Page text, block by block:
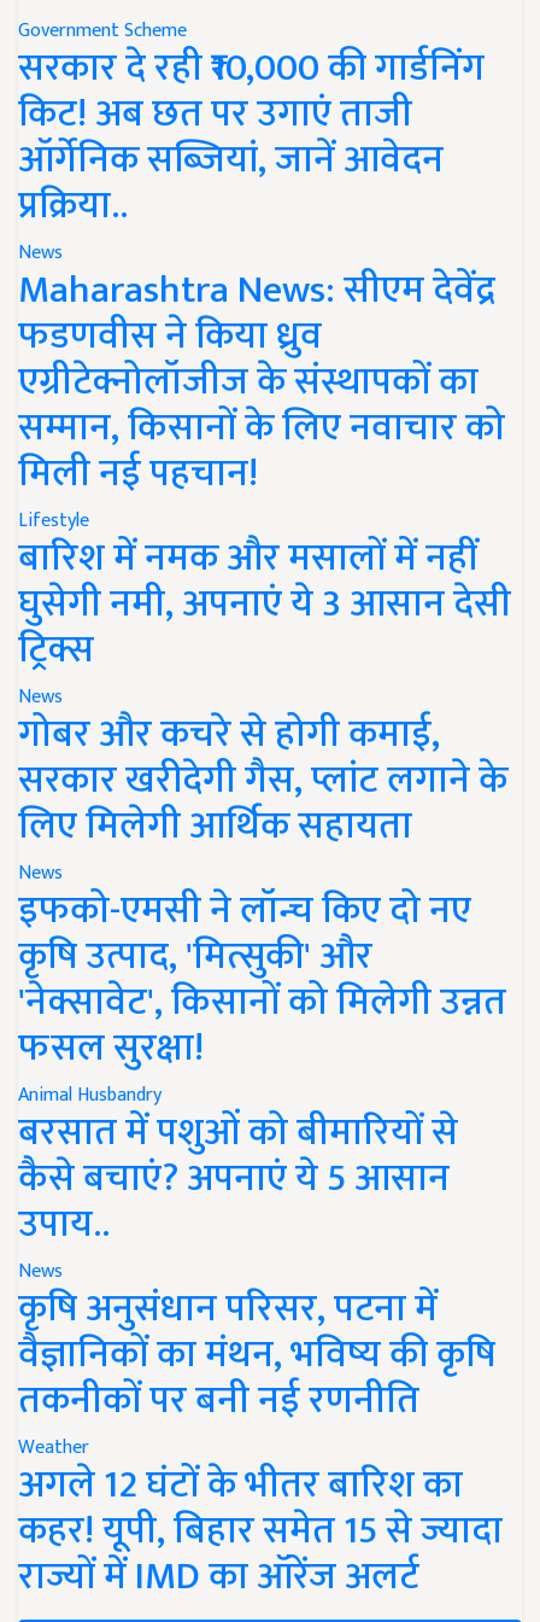
Government Scheme
सरकार दे रही ₹10,000 की गार्डनिंग
किट! अब छत पर उगाएं ताजी
ऑर्गेनिक सब्जियां, जानें आवेदन
प्रक्रिया..
News
Maharashtra News: सीएम देवेंद्र
फडणवीस ने किया ध्रुव
एग्रीटेक्नोलॉजीज के संस्थापकों का
सम्मान, किसानों के लिए नवाचार को
मिली नई पहचान!
Lifestyle
बारिश में नमक और मसालों में नहीं
घुसेगी नमी, अपनाएं ये 3 आसान देसी
ट्रिक्स
News
गोबर और कचरे से होगी कमाई,
सरकार खरीदेगी गैस, प्लांट लगाने के
लिए मिलेगी आर्थिक सहायता
News
इफको-एमसी ने लॉन्च किए दो नए
कृषि उत्पाद, 'मित्सुकी' और
'नेक्सावेट', किसानों को मिलेगी उन्नत
फसल सुरक्षा!
Animal Husbandry
बरसात में पशुओं को बीमारियों से
कैसे बचाएं? अपनाएं ये 5 आसान
उपाय..
News
कृषि अनुसंधान परिसर, पटना में
वैज्ञानिकों का मंथन, भविष्य की कृषि
तकनीकों पर बनी नई रणनीति
Weather
अगले 12 घंटों के भीतर बारिश का
कहर! यूपी, बिहार समेत 15 से ज्यादा
राज्यों में IMD का ऑरेंज अलर्ट